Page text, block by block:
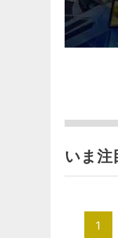
いま注
1